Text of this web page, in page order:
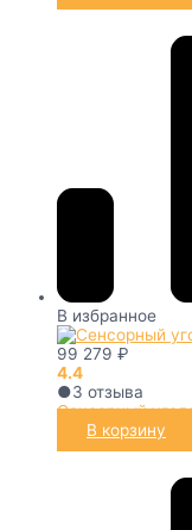
В избранное
99 279 ₽
4.4
●3 отзыва
Сенсорный
В корзину